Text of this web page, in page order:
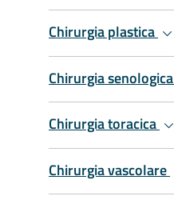
Chirurgia plastica
Chirurgia senologica
Chirurgia toracica
Chirurgia vascolare